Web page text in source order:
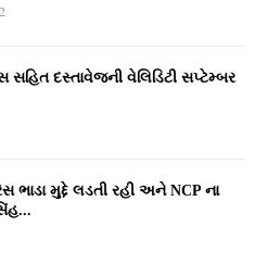
સહિત દસ્તાવેજની વેલિડિટી સપ્ટેમ્બર
મુદ્દે લડતી રહી અને NCP ના